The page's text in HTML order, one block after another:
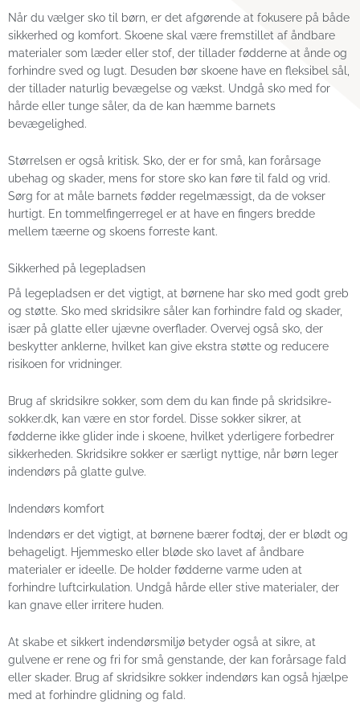
Når du vælger sko til børn, er det afgørende at fokusere på både
sikkerhed og komfort. Skoene skal være fremstillet af åndbare
materialer som læder eller stof, der tillader fødderne at ånde og
forhindre sved og lugt. Desuden bør skoene have en fleksibel sål,
der tillader naturlig bevægelse og vækst. Undgå sko med for
hårde eller tunge såler, da de kan hæmme barnets
bevægelighed.
Størrelsen er også kritisk. Sko, der er for små, kan forårsage
ubehag og skader, mens for store sko kan føre til fald og vrid.
Sørg for at måle barnets fødder regelmæssigt, da de vokser
hurtigt. En tommelfingerregel er at have en fingers bredde
mellem tæerne og skoens forreste kant.
Sikkerhed på legepladsen
På legepladsen er det vigtigt, at børnene har sko med godt greb
og støtte. Sko med skridsikre såler kan forhindre fald og skader,
især på glatte eller ujævne overflader. Overvej også sko, der
beskytter anklerne, hvilket kan give ekstra støtte og reducere
risikoen for vridninger.
Brug af skridsikre sokker, som dem du kan finde på skridsikre-
sokker.dk, kan være en stor fordel. Disse sokker sikrer, at
fødderne ikke glider inde i skoene, hvilket yderligere forbedrer
sikkerheden. Skridsikre sokker er særligt nyttige, når børn leger
indendørs på glatte gulve.
Indendørs komfort
Indendørs er det vigtigt, at børnene bærer fodtøj, der er blødt og
behageligt. Hjemmesko eller bløde sko lavet af åndbare
materialer er ideelle. De holder fødderne varme uden at
forhindre luftcirkulation. Undgå hårde eller stive materialer, der
kan gnave eller irritere huden.
At skabe et sikkert indendørsmiljø betyder også at sikre, at
gulvene er rene og fri for små genstande, der kan forårsage fald
eller skader. Brug af skridsikre sokker indendørs kan også hjælpe
med at forhindre glidning og fald.